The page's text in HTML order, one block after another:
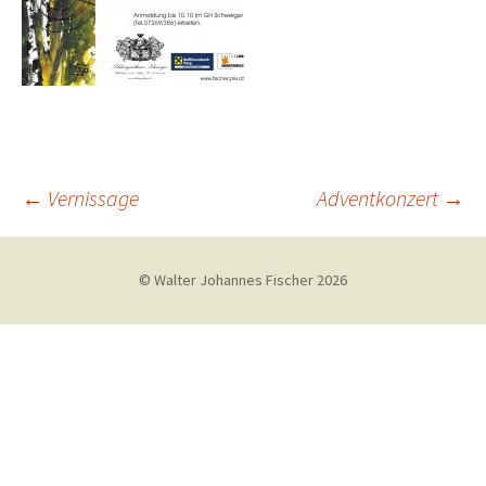
Beitragsnavigation
← Vernissage Adventkonzert →
© Walter Johannes Fischer 2026